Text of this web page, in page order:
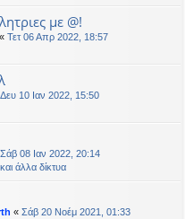
με @!
« Τετ 06 Απρ 2022, 18:57
Δευ 10 Ιαν 2022, 15:50
Σάβ 08 Ιαν 2022, 20:14
άλλα δίκτυα
« Σάβ 20 Νοέμ 2021, 01:33